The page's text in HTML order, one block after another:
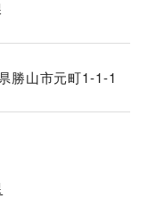
勝山市元町1-1-1